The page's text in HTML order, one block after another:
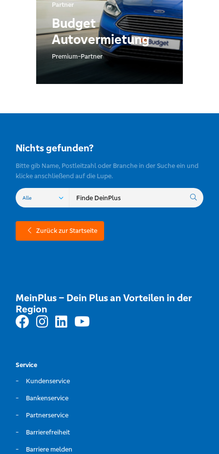
Partner
Budget
Autovermietung
Premium-Partner
Nichts gefunden?
Bitte gib Name, Postleitzahl oder Branche in der Suche ein und
klicke anschließend auf die Lupe.
Zurück zur Startseite
MeinPlus – Dein Plus an Vorteilen in der
Region
Service
Kundenservice
Bankenservice
Partnerservice
Barrierefreiheit
Barriere melden